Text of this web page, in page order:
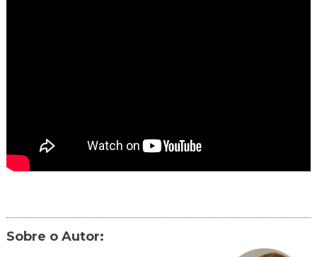
Sobre o Autor: